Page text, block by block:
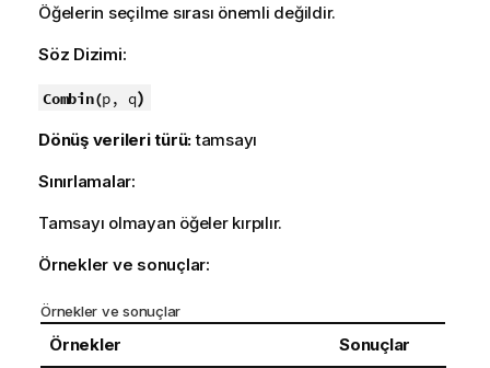
Öğelerin seçilme sırası önemli değildir.
Söz Dizimi:
Combin(p, q)
Dönüş verileri türü:tamsayı
Sınırlamalar:
Tamsayı olmayan öğeler kırpılır.
Örnekler ve sonuçlar:
Örnekler ve sonuçlar
Örnekler Sonuçlar